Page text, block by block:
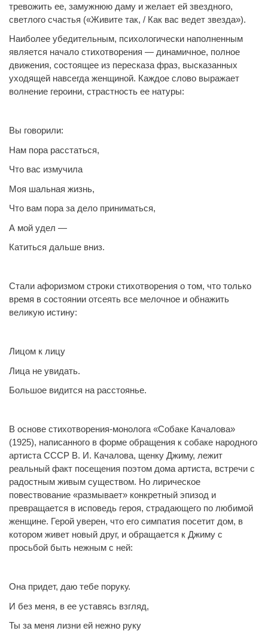
тревожить ее, замужнюю даму и желает ей звездного,
светлого счастья («Живите так, / Как вас ведет звезда»).
Наиболее убедительным, психологически наполненным
является начало стихотворения — динамичное, полное
движения, состоящее из пересказа фраз, высказанных
уходящей навсегда женщиной. Каждое слово выражает
волнение героини, страстность ее натуры:
Вы говорили:
Нам пора расстаться,
Что вас измучила
Моя шальная жизнь,
Что вам пора за дело приниматься,
А мой удел —
Катиться дальше вниз.
Стали афоризмом строки стихотворения о том, что только
время в состоянии отсеять все мелочное и обнажить
великую истину:
Лицом к лицу
Лица не увидать.
Большое видится на расстоянье.
В основе стихотворения-монолога «Собаке Качалова»
(1925), написанного в форме обращения к собаке народного
артиста СССР В. И. Качалова, щенку Джиму, лежит
реальный факт посещения поэтом дома артиста, встречи с
радостным живым существом. Но лирическое
повествование «размывает» конкретный эпизод и
превращается в исповедь героя, страдающего по любимой
женщине. Герой уверен, что его симпатия посетит дом, в
котором живет новый друг, и обращается к Джиму с
просьбой быть нежным с ней:
Она придет, даю тебе поруку.
И без меня, в ее уставясь взгляд,
Ты за меня лизни ей нежно руку